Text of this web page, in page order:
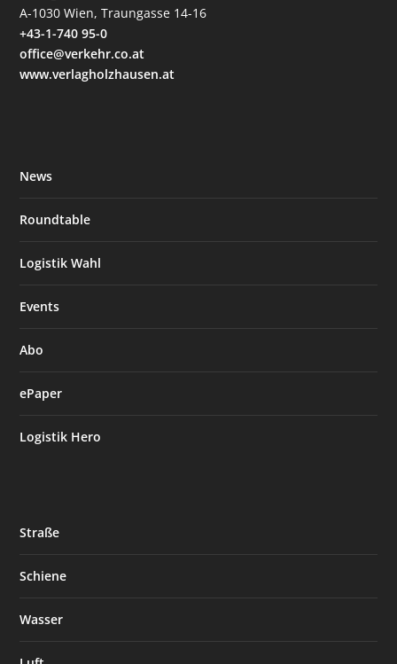
A-1030 Wien, Traungasse 14-16
+43-1-740 95-0
office@verkehr.co.at
www.verlagholzhausen.at
News
Roundtable
Logistik Wahl
Events
Abo
ePaper
Logistik Hero
Straße
Schiene
Wasser